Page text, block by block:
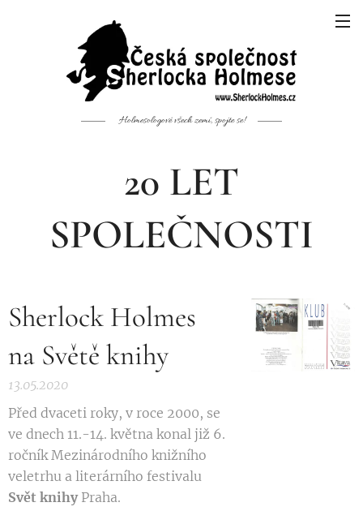
Holmesologové všech zemí, spojte se!
20 LET
SPOLEČNOSTI
Sherlock Holmes
na Světě knihy
13.05.2020
Před dvaceti roky, v roce 2000, se
ve dnech 11.-14. května konal již 6.
ročník Mezinárodního knižního
veletrhu a literárního festivalu
Svět knihyPraha.